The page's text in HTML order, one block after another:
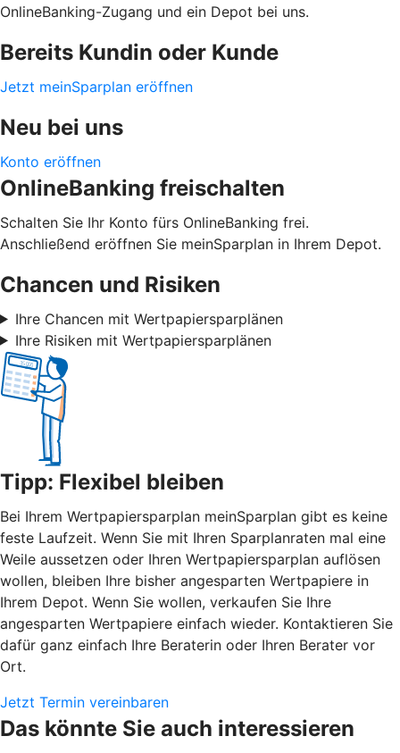
OnlineBanking-Zugang und ein Depot bei uns.
Bereits Kundin oder Kunde
Jetzt meinSparplan eröffnen
Neu bei uns
Konto eröffnen
OnlineBanking freischalten
Schalten Sie Ihr Konto fürs OnlineBanking frei.
Anschließend eröffnen Sie meinSparplan in Ihrem Depot.
Chancen und Risiken
Ihre Chancen mit Wertpapiersparplänen
Ihre Risiken mit Wertpapiersparplänen
Tipp: Flexibel bleiben
Bei Ihrem Wertpapiersparplan meinSparplan gibt es keine
feste Laufzeit. Wenn Sie mit Ihren Sparplanraten mal eine
Weile aussetzen oder Ihren Wertpapiersparplan auflösen
wollen, bleiben Ihre bisher angesparten Wertpapiere in
Ihrem Depot. Wenn Sie wollen, verkaufen Sie Ihre
angesparten Wertpapiere einfach wieder. Kontaktieren Sie
dafür ganz einfach Ihre Beraterin oder Ihren Berater vor
Ort.
Jetzt Termin vereinbaren
Das könnte Sie auch interessieren